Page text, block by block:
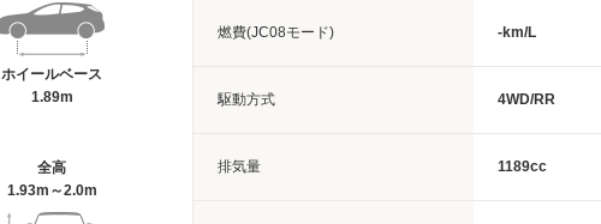
ホイールベース
1.89m
全高
1.93m～2.0m
燃費(JC08モード) -km/L
駆動方式 4WD/RR
排気量 1189cc